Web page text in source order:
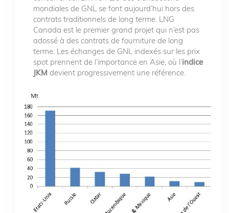
mondiales de GNL se font aujourd’hui hors des
contrats traditionnels de long terme. LNG
Canada est le premier grand projet qui n’est pas
adossé à des contrats de fourniture de long
terme. Les échanges de GNL indexés sur les prix
spot prennent de l’importance en Asie, où l’indice
JKM devient progressivement une référence.